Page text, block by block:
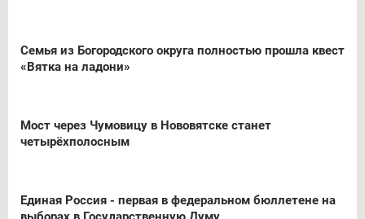
Семья из Богородского округа полностью прошла квест
«Вятка на ладони»
Мост через Чумовицу в Нововятске станет
четырёхполосным
Единая Россия - первая в федеральном бюллетене на